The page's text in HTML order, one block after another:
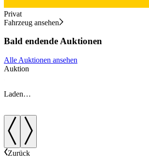
Privat
Fahrzeug ansehen
Bald endende Auktionen
Alle Auktionen ansehen
Auktion
Laden…
Zurück